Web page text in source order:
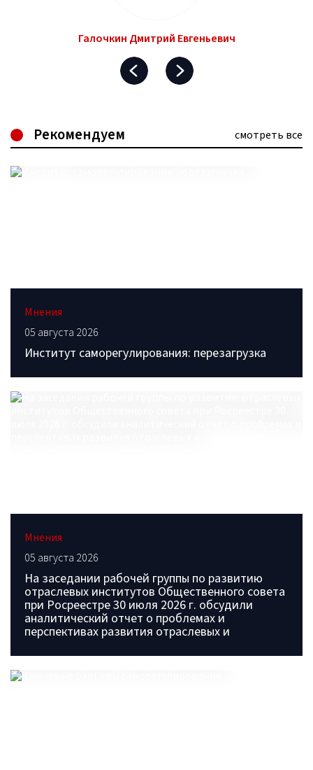
Галочкин Дмитрий Евгеньевич
Рекомендуем смотреть все
Мнения
05 августа 2026
Институт саморегулирования: перезагрузка
Мнения
05 августа 2026
На заседании рабочей группы по развитию
отраслевых институтов Общественного совета
при Росреестре 30 июля 2026 г. обсудили
аналитический отчет о проблемах и
перспективах развития отраслевых и